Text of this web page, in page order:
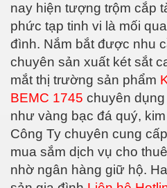
nay hiện tượng trộm cắp
phức tạp tinh vi là mối
đình. Nắm bắt được nhu
chuyên sản xuất két sắt
mắt thị trường sản phẩm
BEMC 1745 chuyên
như vàng bạc đá quý,
Công Ty chuyên cung
mua sắm dịch vụ cho
nhờ ngân hàng giữ hộ.